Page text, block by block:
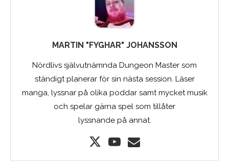
MARTIN "FYGHAR" JOHANSSON
Nördlivs självutnämnda Dungeon Master som
ständigt planerar för sin nästa session. Läser
manga, lyssnar på olika poddar samt mycket musik
och spelar gärna spel som tillåter
lyssnande på annat.